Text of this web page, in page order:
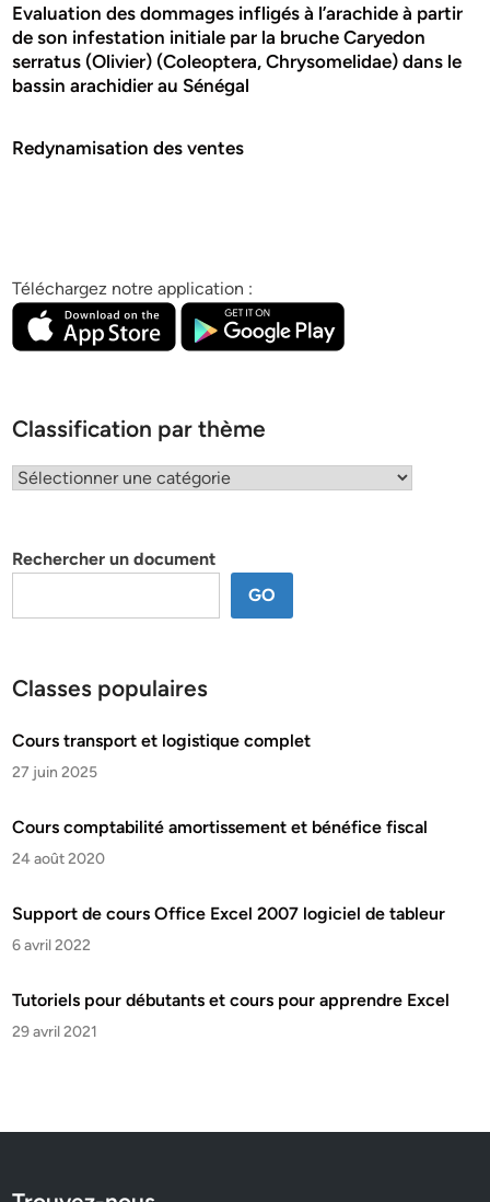
Evaluation des dommages infligés à l’arachide à partir
de son infestation initiale par la bruche Caryedon
serratus (Olivier) (Coleoptera, Chrysomelidae) dans le
bassin arachidier au Sénégal
Redynamisation des ventes
Téléchargez notre application :
Classification par thème
Classification
Rechercher un document
GO
Classes populaires
Cours transport et logistique complet
27 juin 2025
Cours comptabilité amortissement et bénéfice fiscal
24 août 2020
Support de cours Office Excel 2007 logiciel de tableur
6 avril 2022
Tutoriels pour débutants et cours pour apprendre Excel
29 avril 2021